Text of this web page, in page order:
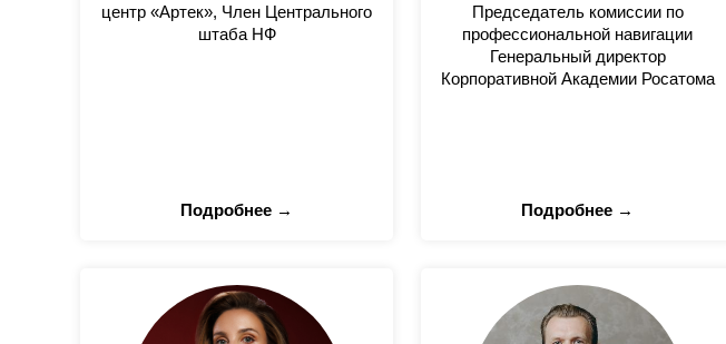
центр «Артек», Член Центрального
штаба НФ
Подробнее →
Председатель комиссии по
профессиональной навигации
Генеральный директор
Корпоративной Академии Росатома
Подробнее →